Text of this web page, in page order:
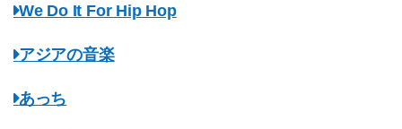
We Do It For Hip Hop
アジアの音楽
あっち